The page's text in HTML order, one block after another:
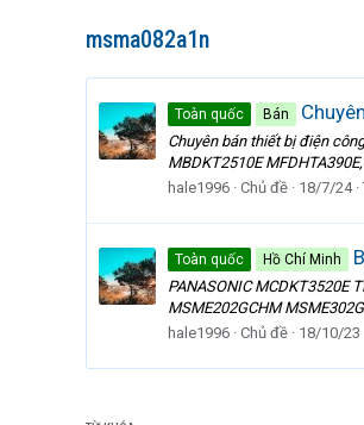
msma082a1n
Toàn quốc Bán
Chuyên bán thiết bị điện
MBDKT2510E
hale1996 Chủ đề 18/7/24
Toàn quốc Hồ Chí Minh
PANASONIC MCDKT3520E
MSME202GCHM
hale1996 Chủ đề 18/10/23